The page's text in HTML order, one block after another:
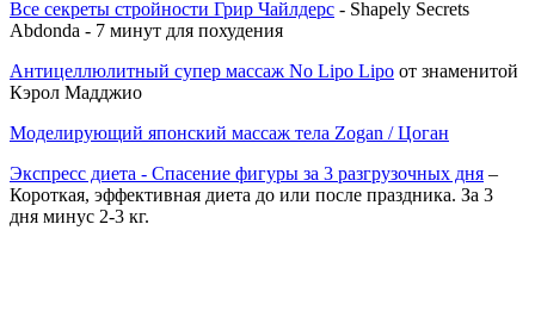
Все секреты стройности Грир Чайлдерс - Shapely Secrets
Abdonda - 7 минут для похудения
Антицеллюлитный супер массаж No Lipo Lipo от знаменитой
Кэрол Мадджио
Моделирующий японский массаж тела Zogan / Цоган
Экспресс диета - Спасение фигуры за 3 разгрузочных дня –
Короткая, эффективная диета до или после праздника. За 3
дня минус 2-3 кг.